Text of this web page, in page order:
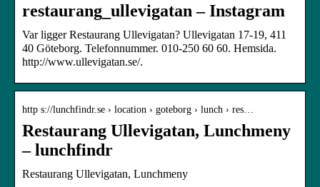
restaurang_ullevigatan – Instagram
Var ligger Restaurang Ullevigatan? Ullevigatan 17-19, 411
40 Göteborg. Telefonnummer. 010-250 60 60. Hemsida.
http://www.ullevigatan.se/.
http s://lunchfindr.se › location › goteborg › lunch › res…
Restaurang Ullevigatan, Lunchmeny
– lunchfindr
Restaurang Ullevigatan, Lunchmeny